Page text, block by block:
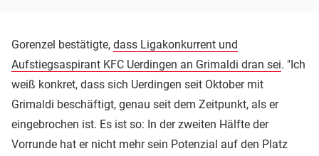
Gorenzel bestätigte, dass Ligakonkurrent und
Aufstiegsaspirant KFC Uerdingen an Grimaldi dran sei. "Ich
weiß konkret, dass sich Uerdingen seit Oktober mit
Grimaldi beschäftigt, genau seit dem Zeitpunkt, als er
eingebrochen ist. Es ist so: In der zweiten Hälfte der
Vorrunde hat er nicht mehr sein Potenzial auf den Platz